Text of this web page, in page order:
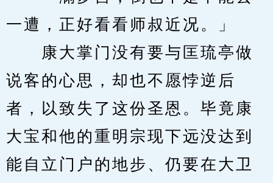
一遭，正好看看师叔近况。」
康大掌门没有要与匡琉亭做
说客的心思，却也不愿悖逆后
者，以致失了这份圣恩。毕竟康
大宝和他的重明宗现下远没达到
能自立门户的地步、仍要在大卫